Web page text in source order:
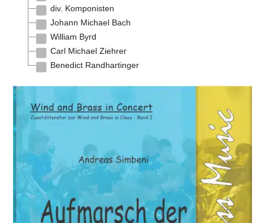
div. Komponisten
Johann Michael Bach
William Byrd
Carl Michael Ziehrer
Benedict Randhartinger